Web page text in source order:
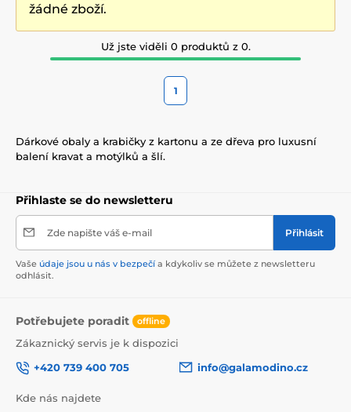
žádné zboží.
Už jste viděli 0 produktů z 0.
1
Dárkové obaly a krabičky z kartonu a ze dřeva pro luxusní
balení kravat a motýlků a šlí.
Přihlaste se do newsletteru
Zde napište váš e-mail Přihlásit
Vaše údaje jsou u nás v bezpečí a kdykoliv se můžete z newsletteru
odhlásit.
Potřebujete poradit offline
Zákaznický servis je k dispozici
+420 739 400 705
info@galamodino.cz
Kde nás najdete